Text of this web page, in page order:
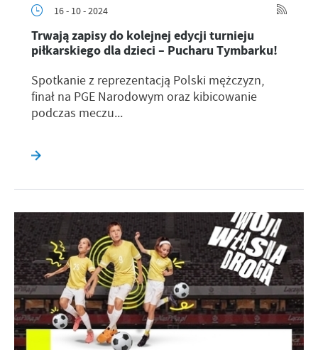
16 - 10 - 2024
Trwają zapisy do kolejnej edycji turnieju
piłkarskiego dla dzieci – Pucharu Tymbarku!
Spotkanie z reprezentacją Polski mężczyzn,
finał na PGE Narodowym oraz kibicowanie
podczas meczu...